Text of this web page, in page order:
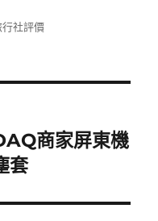
行社評價
商家屏東機
套